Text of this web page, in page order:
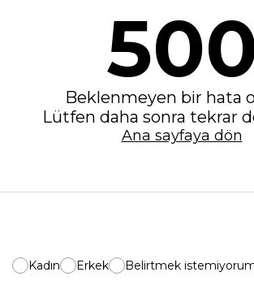
Beklenmeyen bir hata
Lütfen daha sonra tekrar
Ana sayfaya dön
Kadın Erkek Belirtmek